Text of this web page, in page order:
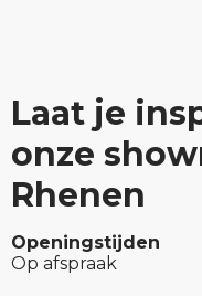
Laat je
onze
Rhenen
Openingstijden
Op afspraak